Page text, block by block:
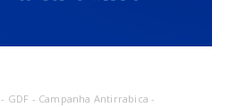
- GDF - Campanha Antirrabica -